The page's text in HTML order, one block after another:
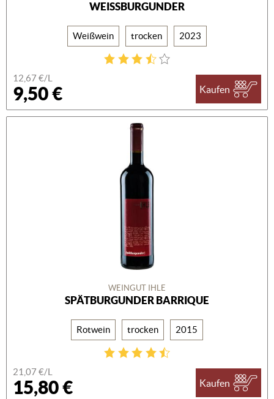
WEISSBURGUNDER
Weißwein trocken 2023
12,67 €/L
9,50 € Kaufen
WEINGUT IHLE
SPÄTBURGUNDER BARRIQUE
Rotwein trocken 2015
21,07 €/L
15,80 € Kaufen